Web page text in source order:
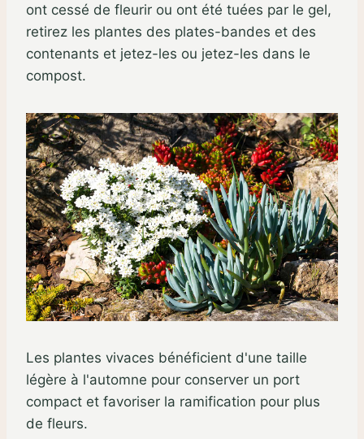
ont cessé de fleurir ou ont été tuées par le gel,
retirez les plantes des plates-bandes et des
contenants et jetez-les ou jetez-les dans le
compost.
Les plantes vivaces bénéficient d'une taille
légère à l'automne pour conserver un port
compact et favoriser la ramification pour plus
de fleurs.